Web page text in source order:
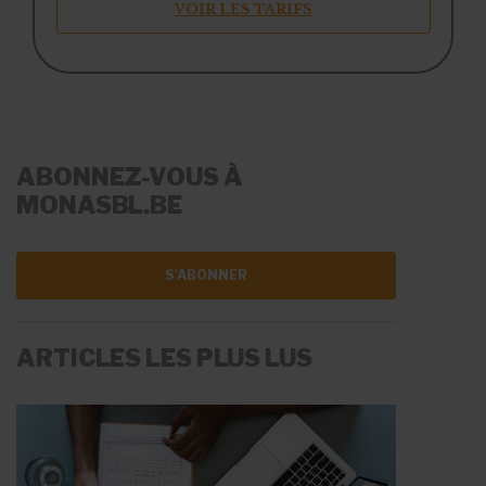
VOIR LES TARIFS
ABONNEZ-VOUS À
MONASBL.BE
S'ABONNER
ARTICLES LES PLUS LUS